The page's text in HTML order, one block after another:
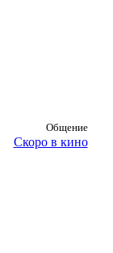
Общение
Скоро в кино